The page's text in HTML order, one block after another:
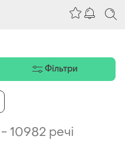
-10982 речі
Фільтри